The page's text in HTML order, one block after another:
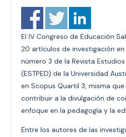
El IV Congreso de Educación
20 artículos de investigación
número 3 de la Revista
(ESTPED) de la Universidad
en Scopus Quartil 3, misma
contribuir a la divulgación de
enfoque en la pedagogía y la
Entre los autores de las